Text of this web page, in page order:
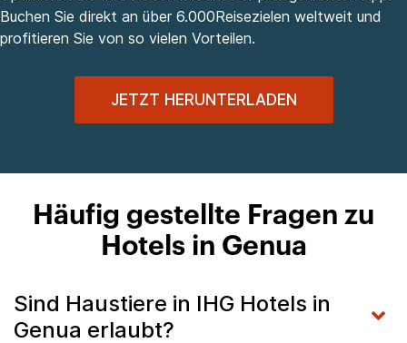
Buchen Sie direkt an über 6.000Reisezielen weltweit und
profitieren Sie von so vielen Vorteilen.
JETZT HERUNTERLADEN
Häufig gestellte Fragen zu
Hotels in Genua
Sind Haustiere in IHG Hotels in
Genua erlaubt?